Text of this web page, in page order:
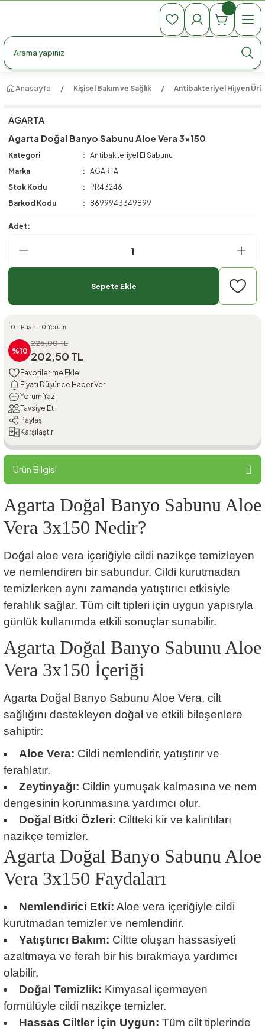
990 TL Üzeri Ücretsiz Kargo
990 TL Üzeri Ücretsiz Kargo
Anasayfa Kişisel Bakım ve Sağlık Antibakteriyel Hijyen
AGARTA
Agarta Doğal Banyo Sabunu Aloe Vera 3x150
Kategori
Antibakteriyel El Sabunu
Marka
AGARTA
Stok Kodu
PR43246
Barkod Kodu
8699943349899
Adet:
Sepete Ekle
0 - Puan - 0 Yorum
%10
225,00 TL
202,50 TL
Fiyatı Düşünce Haber Ver
Yorum Yaz
Tavsiye Et
Paylaş
Karşılaştır
Ürün Bilgisi
Agarta Doğal Banyo Sabunu Aloe
Vera 3x150 Nedir?
Doğal aloe vera içeriğiyle cildi nazikçe temizleyen
ve nemlendiren bir sabundur. Cildi kurutmadan
temizlerken aynı zamanda yatıştırıcı etkisiyle
ferahlık sağlar. Tüm cilt tipleri için uygun yapısıyla
günlük kullanımda etkili sonuçlar sunabilir.
Agarta Doğal Banyo Sabunu Aloe
Vera 3x150 İçeriği
Agarta Doğal Banyo Sabunu Aloe Vera, cilt
sağlığını destekleyen doğal ve etkili bileşenlere
sahiptir:
Aloe Vera: Cildi nemlendirir, yatıştırır ve
ferahlatır.
Zeytinyağı: Cildin yumuşak kalmasına ve nem
dengesinin korunmasına yardımcı olur.
Doğal Bitki Özleri: Ciltteki kir ve kalıntıları
nazikçe temizler.
Agarta Doğal Banyo Sabunu Aloe
Vera 3x150 Faydaları
Nemlendirici Etki: Aloe vera içeriğiyle cildi
kurutmadan temizler ve nemlendirir.
Yatıştırıcı Bakım: Ciltte oluşan hassasiyeti
azaltmaya ve ferah bir his bırakmaya yardımcı
olabilir.
Doğal Temizlik: Kimyasal içermeyen
formülüyle cildi nazikçe temizler.
Hassas Ciltler İçin Uygun: Tüm cilt tiplerinde